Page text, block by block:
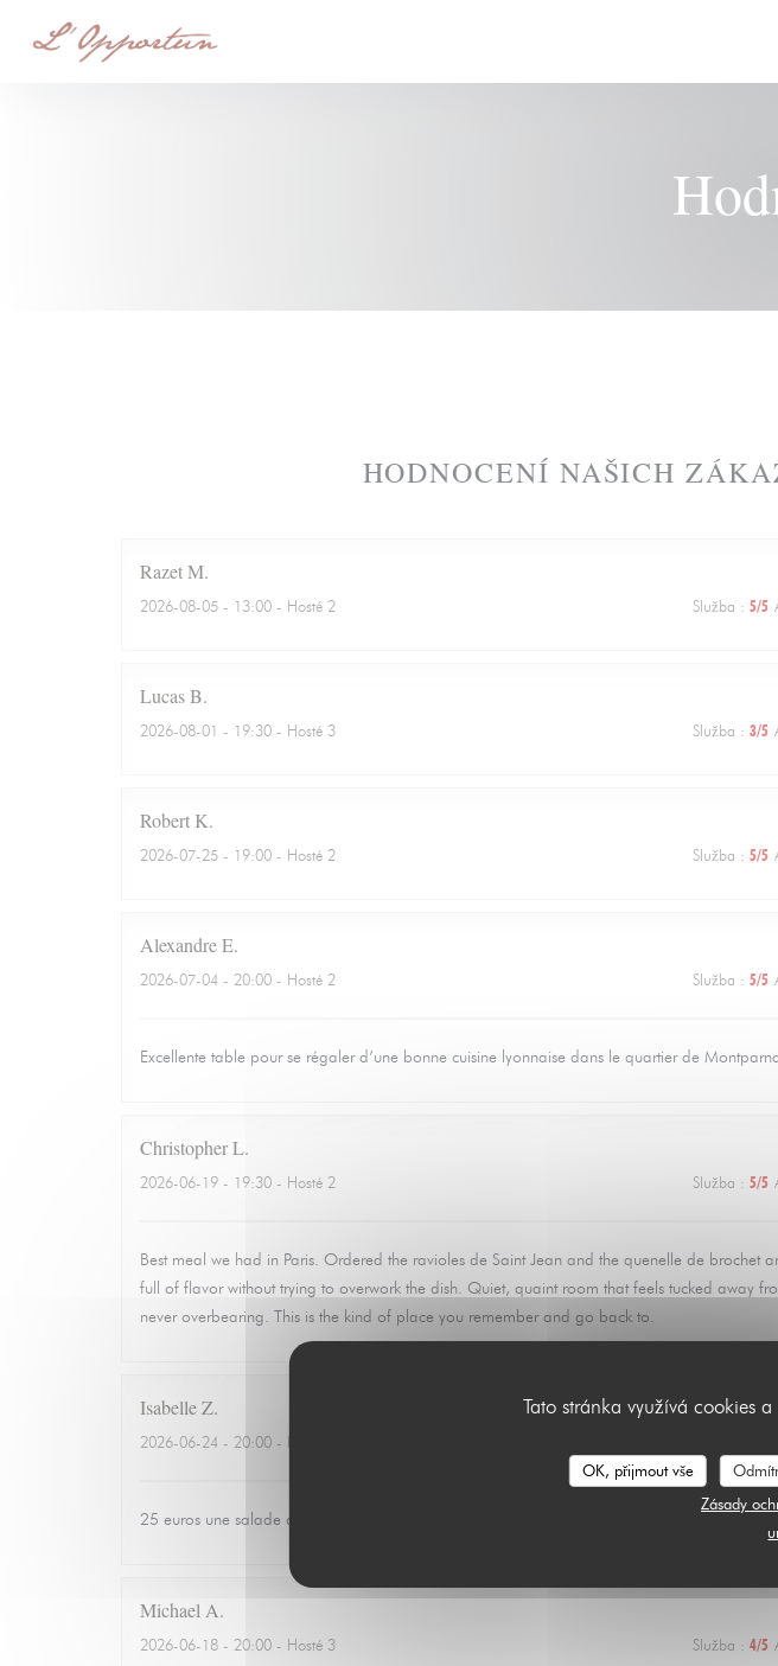
Tato stránka využívá cookies
OK, přijmout vše
Zásady
HODNOCENÍ NAŠICH
RazetM
2026-08-05 - 13:00 - Hosté 2 Služba : 5/5
LucasB
2026-08-01 - 19:30 - Hosté 3 Služba : 3/5
Robert K
2026-07-25 - 19:00 - Hosté 2 Služba : 5/5
AlexandreE
2026-07-04 - 20:00 - Hosté 2 Služba : 5/5
Excellente table pour se régaler d’une bonne cuisine lyonnaise dans le quartier de
ChristopherL
2026-06-19 - 19:30 - Hosté 2 Služba : 5/5
Best meal we had in Paris. Ordered the ravioles de Saint Jean and the quenelle de brochet
full of flavor without trying to overwork the dish. Quiet, quaint room that feels tucked away
never overbearing. This is the kind of place you remember and go back to.
IsabelleZ
2026-06-24 - 20:00 - Hosté 3
25 euros une salade de tomates avec 3 petits morceaux de poulet 😱
Michael A
2026-06-18 - 20:00 - Hosté 3 Služba : 4/5